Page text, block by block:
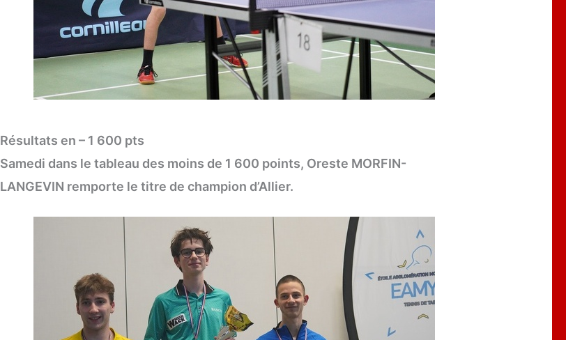
Résultats en – 1 600 pts
Samedi dans le tableau des moins de 1 600 points, Oreste MORFIN-
LANGEVIN remporte le titre de champion d’Allier.